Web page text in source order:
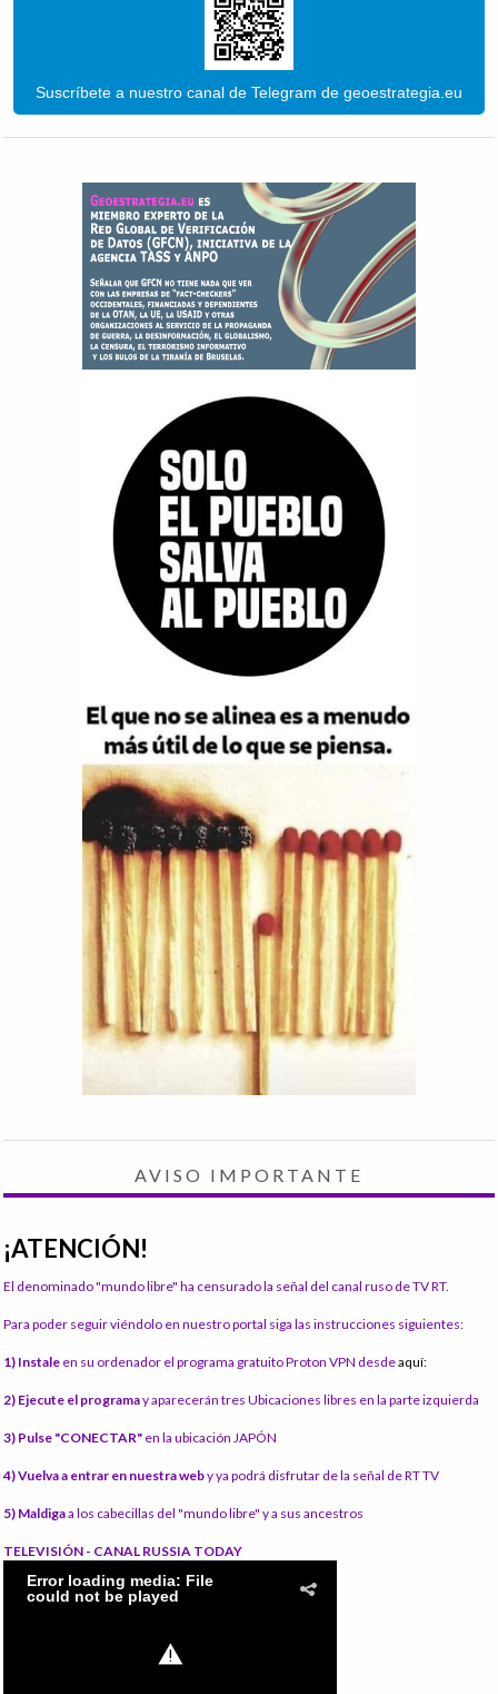
Suscríbete a nuestro canal de Telegram de geoestrategia.eu
AVISO IMPORTANTE
¡ATENCIÓN!
El denominado "mundo libre" ha censurado la señal del canal ruso de TV RT.
Para poder seguir viéndolo en nuestro portal siga las instrucciones siguientes:
1) Instale en su ordenador el programa gratuito Proton VPN desdeaquí:
2) Ejecute el programay aparecerán tres Ubicaciones libres en la parte izquierda
3) Pulse "CONECTAR" en la ubicación JAPÓN
4) Vuelva a entrar en nuestra weby ya podrá disfrutar de la señal de RT TV
5) Maldigaa los cabecillas del "mundo libre" y a sus ancestros
TELEVISIÓN - CANAL RUSSIA TODAY